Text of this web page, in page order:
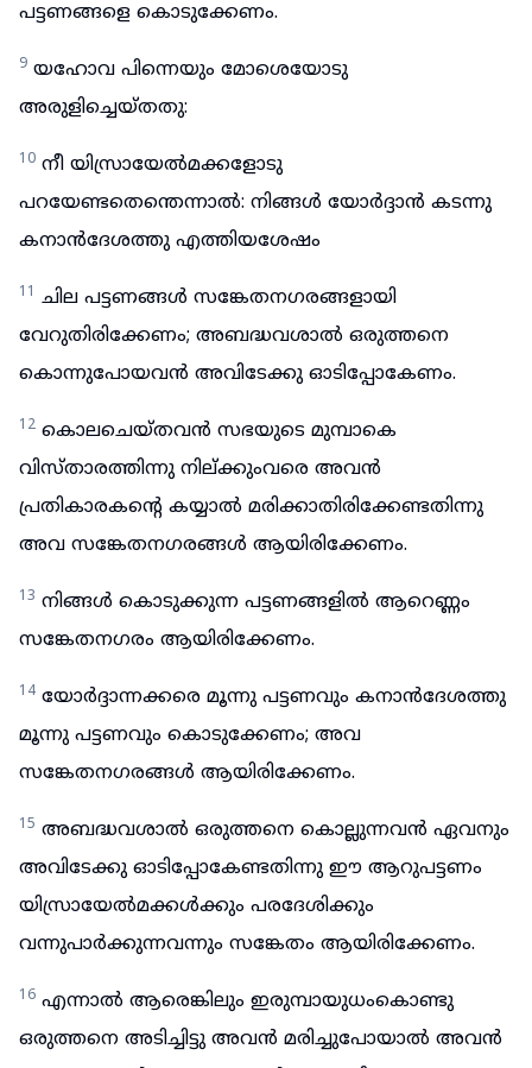
പട്ടണങ്ങളെ കൊടുക്കേണം.
9 യഹോവ പിന്നെയും മോശെയോടു
അരുളിച്ചെയ്തതു:
10 നീ യിസ്രായേൽമക്കളോടു
പറയേണ്ടതെന്തെന്നാൽ: നിങ്ങൾ യോർദ്ദാൻ കടന്നു
കനാൻദേശത്തു എത്തിയശേഷം
11 ചില പട്ടണങ്ങൾ സങ്കേതനഗരങ്ങളായി
വേറുതിരിക്കേണം; അബദ്ധവശാൽ ഒരുത്തനെ
കൊന്നുപോയവൻ അവിടേക്കു ഓടിപ്പോകേണം.
12 കൊലചെയ്തവൻ സഭയുടെ മുമ്പാകെ
വിസ്താരത്തിന്നു നില്ക്കുംവരെ അവൻ
പ്രതികാരകന്റെ കയ്യാൽ മരിക്കാതിരിക്കേണ്ടതിന്നു
അവ സങ്കേതനഗരങ്ങൾ ആയിരിക്കേണം.
13 നിങ്ങൾ കൊടുക്കുന്ന പട്ടണങ്ങളിൽ ആറെണ്ണം
സങ്കേതനഗരം ആയിരിക്കേണം.
14 യോർദ്ദാന്നക്കരെ മൂന്നു പട്ടണവും കനാൻദേശത്തു
മൂന്നു പട്ടണവും കൊടുക്കേണം; അവ
സങ്കേതനഗരങ്ങൾ ആയിരിക്കേണം.
15 അബദ്ധവശാൽ ഒരുത്തനെ കൊല്ലുന്നവൻ ഏവനും
അവിടേക്കു ഓടിപ്പോകേണ്ടതിന്നു ഈ ആറുപട്ടണം
യിസ്രായേൽമക്കൾക്കും പരദേശിക്കും
വന്നുപാർക്കുന്നവന്നും സങ്കേതം ആയിരിക്കേണം.
16 എന്നാൽ ആരെങ്കിലും ഇരുമ്പായുധംകൊണ്ടു
ഒരുത്തനെ അടിച്ചിട്ടു അവൻ മരിച്ചുപോയാൽ അവൻ